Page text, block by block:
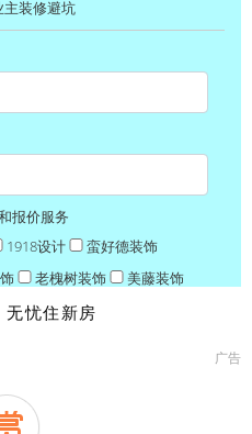
无忧住新房
广告